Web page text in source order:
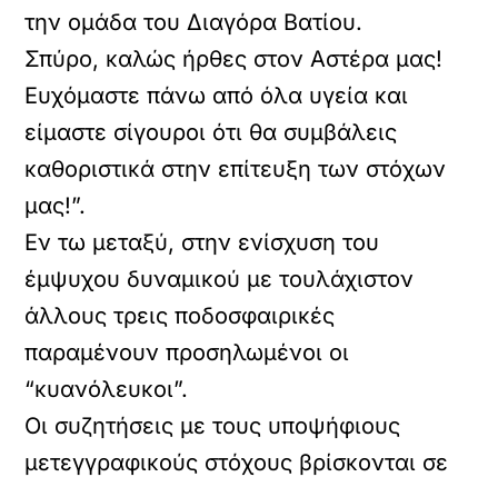
την ομάδα του Διαγόρα Βατίου.
Σπύρο, καλώς ήρθες στον Αστέρα μας!
Ευχόμαστε πάνω από όλα υγεία και
είμαστε σίγουροι ότι θα συμβάλεις
καθοριστικά στην επίτευξη των στόχων
μας!”.
Εν τω μεταξύ, στην ενίσχυση του
έμψυχου δυναμικού με τουλάχιστον
άλλους τρεις ποδοσφαιρικές
παραμένουν προσηλωμένοι οι
“κυανόλευκοι”.
Οι συζητήσεις με τους υποψήφιους
μετεγγραφικούς στόχους βρίσκονται σε